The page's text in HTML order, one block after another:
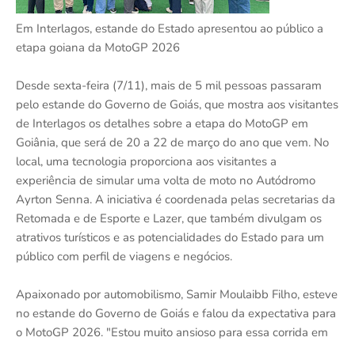
Em Interlagos, estande do Estado apresentou ao público a
etapa goiana da MotoGP 2026
Desde sexta-feira (7/11), mais de 5 mil pessoas passaram
pelo estande do Governo de Goiás, que mostra aos visitantes
de Interlagos os detalhes sobre a etapa do MotoGP em
Goiânia, que será de 20 a 22 de março do ano que vem. No
local, uma tecnologia proporciona aos visitantes a
experiência de simular uma volta de moto no Autódromo
Ayrton Senna. A iniciativa é coordenada pelas secretarias da
Retomada e de Esporte e Lazer, que também divulgam os
atrativos turísticos e as potencialidades do Estado para um
público com perfil de viagens e negócios.
Apaixonado por automobilismo, Samir Moulaibb Filho, esteve
no estande do Governo de Goiás e falou da expectativa para
o MotoGP 2026. "Estou muito ansioso para essa corrida em